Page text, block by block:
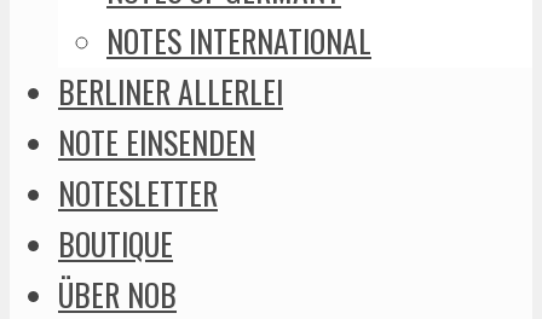
NOTES INTERNATIONAL
BERLINER ALLERLEI
NOTE EINSENDEN
NOTESLETTER
BOUTIQUE
ÜBER NOB